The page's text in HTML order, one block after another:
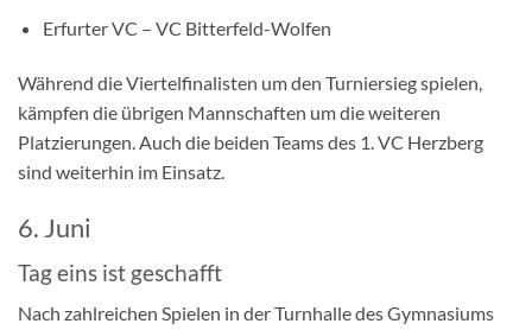
Erfurter VC – VC Bitterfeld-Wolfen
Während die Viertelfinalisten um den Turniersieg spielen,
kämpfen die übrigen Mannschaften um die weiteren
Platzierungen. Auch die beiden Teams des 1. VC Herzberg
sind weiterhin im Einsatz.
6. Juni
Tag eins ist geschafft
Nach zahlreichen Spielen in der Turnhalle des Gymnasiums